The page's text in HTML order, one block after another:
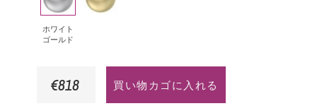
ワ
イ
ト
ー
ホワイト
ゴールド
エ
€818 買い物カゴに入れる